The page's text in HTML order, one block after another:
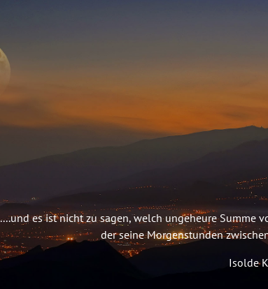
es ist nicht zu sagen, welch ungeheure Summe
der seine Morgenstunden
Isolde